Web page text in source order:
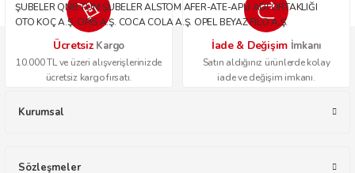
ŞUBELER QNB TÜM ŞUBELER ALSTOM AFER-ATE-APU ADİ ORTAKLIĞI
OTO KOÇ A.Ş. OPİS A.Ş. COCA COLA A.Ş. OPEL BEYAZ FİLO A.Ş.
Ücretsiz Kargo
10.000 TL ve üzeri alışverişlerinizde
ücretsiz kargo fırsatı.
İade & Değişim İmkanı
Satın aldığınız ürünlerde kolay
iade ve değişim imkanı.
Kurumsal
Sözleşmeler